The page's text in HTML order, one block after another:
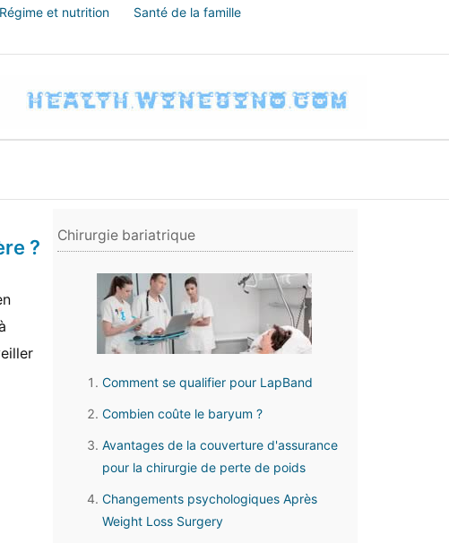
Régime et nutrition
Santé de la famille
?
Chirurgie bariatrique
Comment se qualifier pour LapBand
Combien coûte le baryum ?
Avantages de la couverture d'assurance
pour la chirurgie de perte de poids
Changements psychologiques Après
Weight Loss Surgery